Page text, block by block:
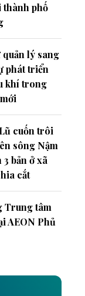
thành phố
quản lý sang
phát triển
khí trong
cuốn trôi
sông Nậm
bản ở xã
cắt
Trung tâm
AEON Phủ